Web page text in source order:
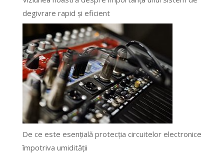
degivrare rapid și eficient
De ce este esențială protecția circuitelor electronice
împotriva umidității